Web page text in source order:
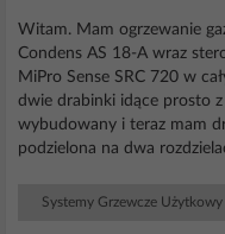
Witam. Mam ogrzewanie
Condens AS 18-A wraz
MiPro Sense SRC 720 w
dwie drabinki idące prosto z
wybudowany i teraz mam
podzielona na dwa
Systemy Grzewcze Użytkowy